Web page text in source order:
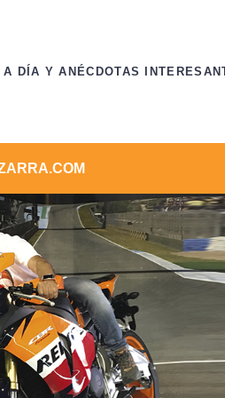
DÍA Y ANÉCDOTAS